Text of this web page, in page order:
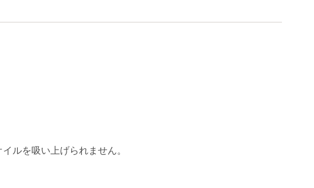
ルを吸い上げられません。